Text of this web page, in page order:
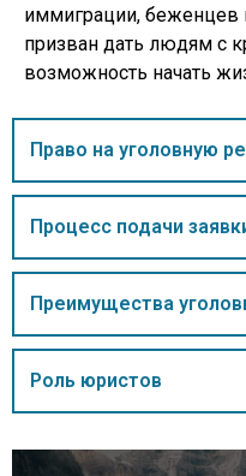
иммиграции, беженцев
призван дать людям
возможность начать
Право на уголовную
Процесс подачи
Преимущества
Роль юристов